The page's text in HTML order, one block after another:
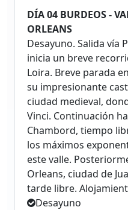
DÍA 04 BURDEOS -
ORLEANS
Desayuno. Salida vía
inicia un breve
Loira. Breve parada
su impresionante
ciudad medieval,
Vinci. Continuación
Chambord, tiempo
los máximos
este valle.
Orleans, ciudad de
tarde libre.
Desayuno